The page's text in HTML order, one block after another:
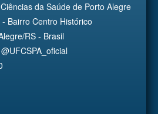
da Saúde de Porto Alegre
Bairro Centro Histórico
RS - Brasil